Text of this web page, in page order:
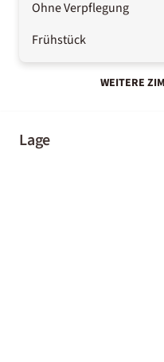
Ohne Verpflegung
Frühstück
WEITERE
Lage